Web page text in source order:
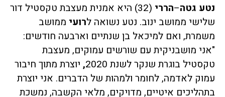
נטע גטה–הררי
(32) היא אמנית מעצבת טקסטיל דור
שלישי ממושב ינוב. נטע נשואה לרועי ממושב
משמרת, ואם למיכאל בן שנתיים וארבעה חודשים:
"אני מושבניקית עם שורשים עמוקים, מעצבת
טקסטיל בוגרת שנקר לשנת 2020
, יוצרת מתוך חיבור
עמוק לאדמה, לחומר ולמהות של הדברים. אני יוצרת
בתהליכים איטיים, מדויקים, מלאי הקשבה, נמשכת